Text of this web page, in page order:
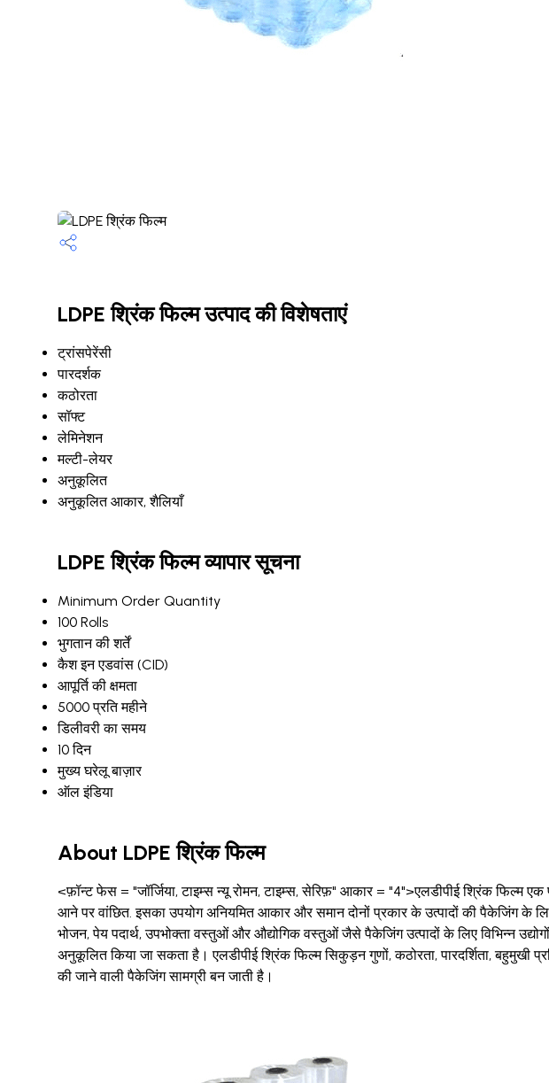
LDPE श्रिंक फिल्म उत्पाद की विशेषताएं
ट्रांसपेरेंसी
पारदर्शक
कठोरता
सॉफ्ट
लेमिनेशन
मल्टी-लेयर
अनुकूलित
अनुकूलित आकार, शैलियाँ
LDPE श्रिंक फिल्म व्यापार सूचना
Minimum Order Quantity
100 Rolls
भुगतान की शर्तें
कैश इन एडवांस (CID)
आपूर्ति की क्षमता
5000 प्रति महीने
डिलीवरी का समय
10 दिन
मुख्य घरेलू बाज़ार
ऑल इंडिया
About LDPE श्रिंक फिल्म
<फ़ॉन्ट फेस = "जॉर्जिया, टाइम्स न्यू रोमन, टाइम्स, सेरिफ़" आकार = "4">एलडीपीई श्रिंक फिल्म
आने पर वांछित. इसका उपयोग अनियमित आकार और समान दोनों प्रकार के उत्पादों की पैकेजिंग के
भोजन, पेय पदार्थ, उपभोक्ता वस्तुओं और औद्योगिक वस्तुओं जैसे पैकेजिंग उत्पादों के लिए विभिन्न
अनुकूलित किया जा सकता है। एलडीपीई श्रिंक फिल्म सिकुड़न गुणों, कठोरता, पारदर्शिता,
की जाने वाली पैकेजिंग सामग्री बन जाती है।